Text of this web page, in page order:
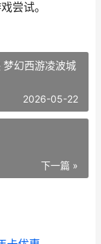
尝试。
梦幻西游凌波城
2026-05-22
下一篇 »